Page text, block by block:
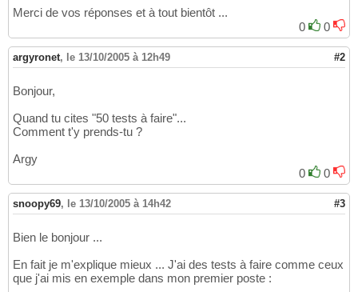
Merci de vos réponses et à tout bientôt ...
0
0
argyronet, le 13/10/2005 à 12h49 #2
Bonjour,
Quand tu cites "50 tests à faire"...
Comment t'y prends-tu ?
Argy
0
0
snoopy69, le 13/10/2005 à 14h42 #3
Bien le bonjour ...
En fait je m'explique mieux ... J'ai des tests à faire comme ceux
que j'ai mis en exemple dans mon premier poste :